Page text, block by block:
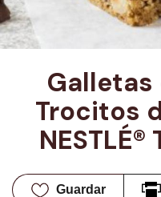
Galletas
Trocitos
NESTLÉ®
Guardar